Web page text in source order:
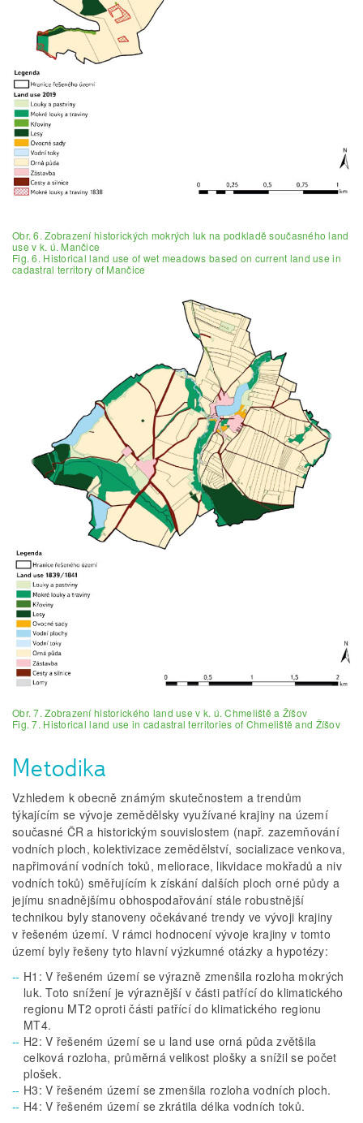
Obr. 6. Zobrazení historických mokrých luk na podkladě současného land
use v k. ú. Mančice
Fig. 6. Historical land use of wet meadows based on current land use in
cadastral territory of Mančice
Obr. 7. Zobrazení historického land use v k. ú. Chmeliště a Žíšov
Fig. 7. Historical land use in cadastral territories of Chmeliště and Žíšov
Metodika
Vzhledem k obecně známým skutečnostem a trendům
týkajícím se vývoje zemědělsky využívané krajiny na území
současné ČR a historickým souvislostem (např. zazemňování
vodních ploch, kolektivizace zemědělství, socializace venkova,
napřimování vodních toků, meliorace, likvidace mokřadů a niv
vodních toků) směřujícím k získání dalších ploch orné půdy a
jejímu snadnějšímu obhospodařování stále robustnější
technikou byly stanoveny očekávané trendy ve vývoji krajiny
v řešeném území. V rámci hodnocení vývoje krajiny v tomto
území byly řešeny tyto hlavní výzkumné otázky a hypotézy:
H1: V řešeném území se výrazně zmenšila rozloha mokrých
luk. Toto snížení je výraznější v části patřící do klimatického
regionu MT2 oproti části patřící do klimatického regionu
MT4.
H2: V řešeném území se u land use orná půda zvětšila
celková rozloha, průměrná velikost plošky a snížil se počet
plošek.
H3: V řešeném území se zmenšila rozloha vodních ploch.
H4: V řešeném území se zkrátila délka vodních toků.